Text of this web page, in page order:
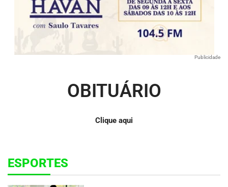
Publicidade
OBITUÁRIO
Clique aqui
ESPORTES